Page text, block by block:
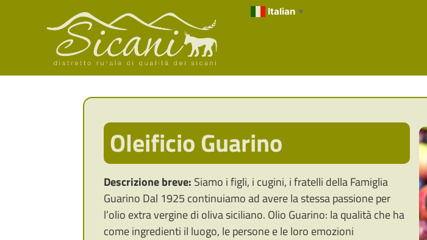
Italian ▼
Oleificio Guarino
Descrizione breve: Siamo i figli, i cugini, i fratelli della Famiglia
Guarino Dal 1925 continuiamo ad avere la stessa passione per
l’olio extra vergine di oliva siciliano. Olio Guarino: la qualità che ha
come ingredienti il luogo, le persone e le loro emozioni